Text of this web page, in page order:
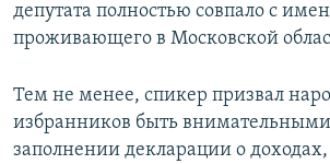
депутата полностью совпало с
проживающего в Московской
Тем не менее, спикер призвал
избранников быть
заполнении декларации о